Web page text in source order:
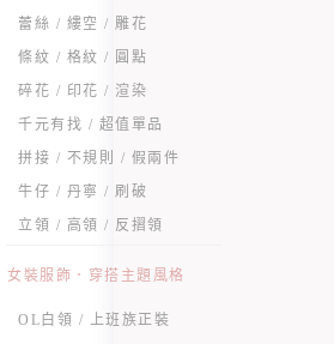
蕾絲 / 縷空 / 雕花
條紋 / 格紋 / 圓點
碎花 / 印花 / 渲染
千元有找 / 超值單品
拼接 / 不規則 / 假兩件
牛仔 / 丹寧 / 刷破
立領 / 高領 / 反摺領
女裝服飾．穿搭主題風格
OL白領 / 上班族正裝